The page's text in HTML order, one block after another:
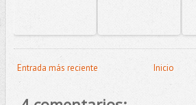
Entrada más reciente Inicio